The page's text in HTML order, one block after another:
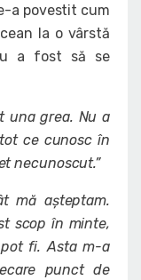
a povestit cum
la o vârstă
a fost să se
una grea. Nu a
ce cunosc în
necunoscut.”
mă așteptam.
scop în minte,
fi. Asta m-a
punct de